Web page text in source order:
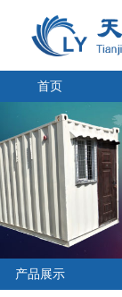
首页
产品展示